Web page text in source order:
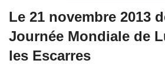
Le 21 novembre 2013
Journée Mondiale de
les Escarres